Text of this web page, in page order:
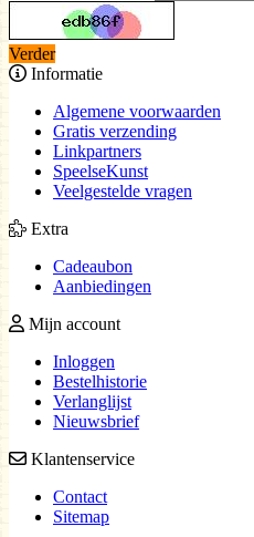
Verder
Informatie
Algemene voorwaarden
Gratis verzending
Linkpartners
SpeelseKunst
Veelgestelde vragen
Extra
Cadeaubon
Aanbiedingen
Mijn account
Inloggen
Bestelhistorie
Verlanglijst
Nieuwsbrief
Klantenservice
Contact
Sitemap